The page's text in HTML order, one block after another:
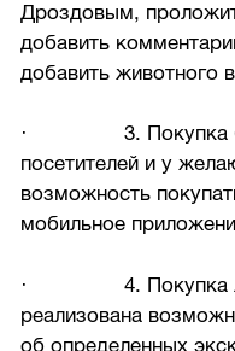
Дроздовым,
добавить
добавить животного
· 3. Покупка
посетителей и у
возможность
мобильное
· 4. Покупка
реализована
об определенных